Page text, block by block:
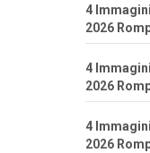
4
2026
4
2026
4
2026